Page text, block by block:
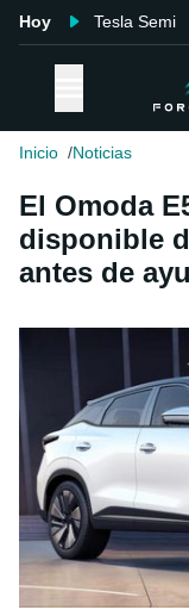
Hoy Tesla Semi
Inicio Noticias
El Omoda
disponible
antes de